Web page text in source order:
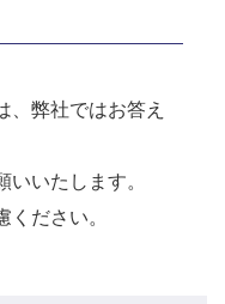
弊社ではお答え
いたします。
ださい。